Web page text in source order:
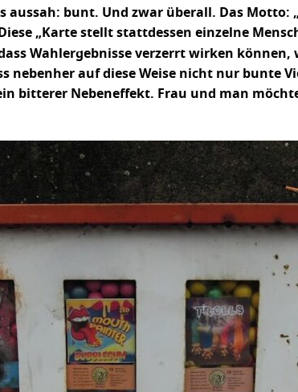
aussah: bunt. Und zwar überall. Das
„Karte stellt stattdessen einzelne
Wahlergebnisse verzerrt wirken können,
nebenher auf diese Weise nicht nur bunte
bitterer Nebeneffekt. Frau und man